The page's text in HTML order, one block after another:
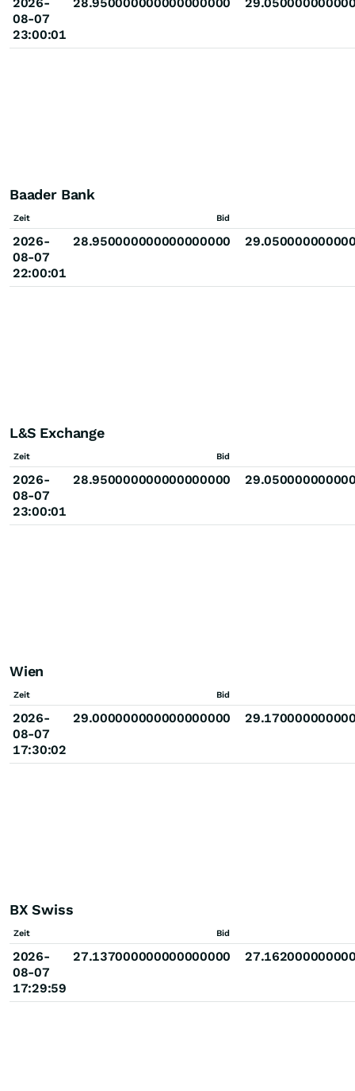
08-07
23:00:01
Baader Bank
Zeit Bid
2026-
08-07
22:00:01
28.950000000000000000
L&S Exchange
Zeit Bid
2026-
08-07
23:00:01
28.950000000000000000
Wien
Zeit Bid
2026-
08-07
17:30:02
29.000000000000000000
BX Swiss
Zeit Bid
2026-
08-07
17:29:59
27.137000000000000000